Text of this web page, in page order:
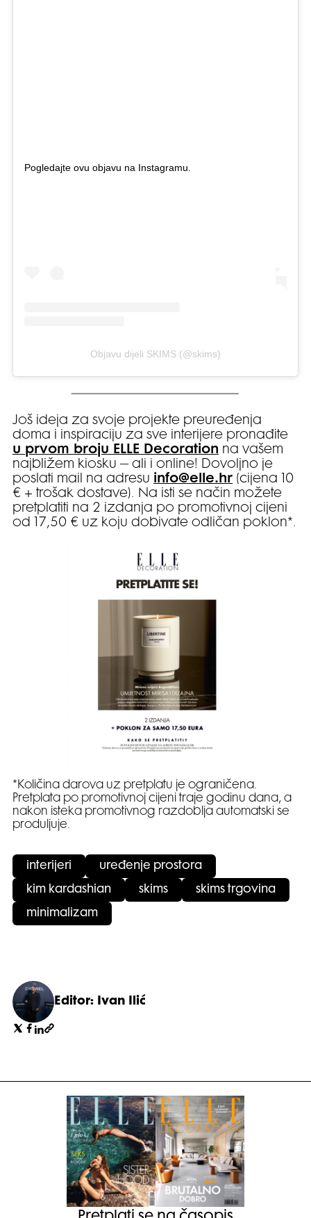
Pogledajte ovu objavu na Instagramu.
Objavu dijeli SKIMS (@skims)
Još ideja za svoje projekte preuređenja
doma i inspiraciju za sve interijere pronađite
u prvom broju ELLE Decoration na vašem
najbližem kiosku – ali i online! Dovoljno je
poslati mail na adresu info@elle.hr (cijena 10
€ + trošak dostave). Na isti se način možete
pretplatiti na 2 izdanja po promotivnoj cijeni
od 17,50 € uz koju dobivate odličan poklon*.
*Količina darova uz pretplatu je ograničena.
Pretplata po promotivnoj cijeni traje godinu dana, a
nakon isteka promotivnog razdoblja automatski se
produljuje.
interijeri uređenje prostora
kim kardashian skims skims trgovina
minimalizam
Editor: Ivan Ilić